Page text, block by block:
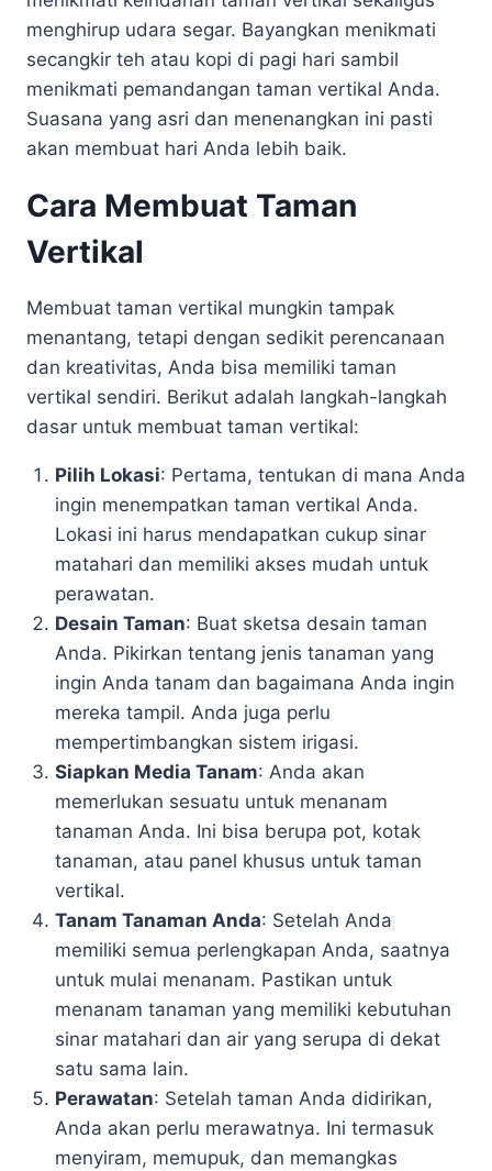
menghirup udara segar. Bayangkan menikmati
secangkir teh atau kopi di pagi hari sambil
menikmati pemandangan taman vertikal Anda.
Suasana yang asri dan menenangkan ini pasti
akan membuat hari Anda lebih baik.
Cara Membuat Taman
Vertikal
Membuat taman vertikal mungkin tampak
menantang, tetapi dengan sedikit perencanaan
dan kreativitas, Anda bisa memiliki taman
vertikal sendiri. Berikut adalah langkah-langkah
dasar untuk membuat taman vertikal:
Pilih Lokasi: Pertama, tentukan di mana Anda
ingin menempatkan taman vertikal Anda.
Lokasi ini harus mendapatkan cukup sinar
matahari dan memiliki akses mudah untuk
perawatan.
Desain Taman: Buat sketsa desain taman
Anda. Pikirkan tentang jenis tanaman yang
ingin Anda tanam dan bagaimana Anda ingin
mereka tampil. Anda juga perlu
mempertimbangkan sistem irigasi.
Siapkan Media Tanam: Anda akan
memerlukan sesuatu untuk menanam
tanaman Anda. Ini bisa berupa pot, kotak
tanaman, atau panel khusus untuk taman
vertikal.
Tanam Tanaman Anda: Setelah Anda
memiliki semua perlengkapan Anda, saatnya
untuk mulai menanam. Pastikan untuk
menanam tanaman yang memiliki kebutuhan
sinar matahari dan air yang serupa di dekat
satu sama lain.
Perawatan: Setelah taman Anda didirikan,
Anda akan perlu merawatnya. Ini termasuk
menyiram, memupuk, dan memangkas